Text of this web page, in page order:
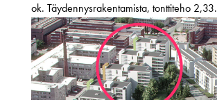
ok. Täydennysrakentamista, tonttiteho 2,33.